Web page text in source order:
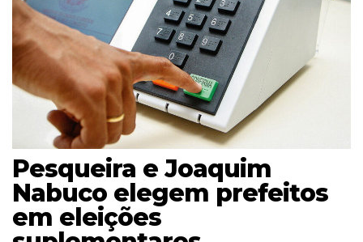
Pesqueira e Joaquim
Nabuco elegem prefeitos
em eleições